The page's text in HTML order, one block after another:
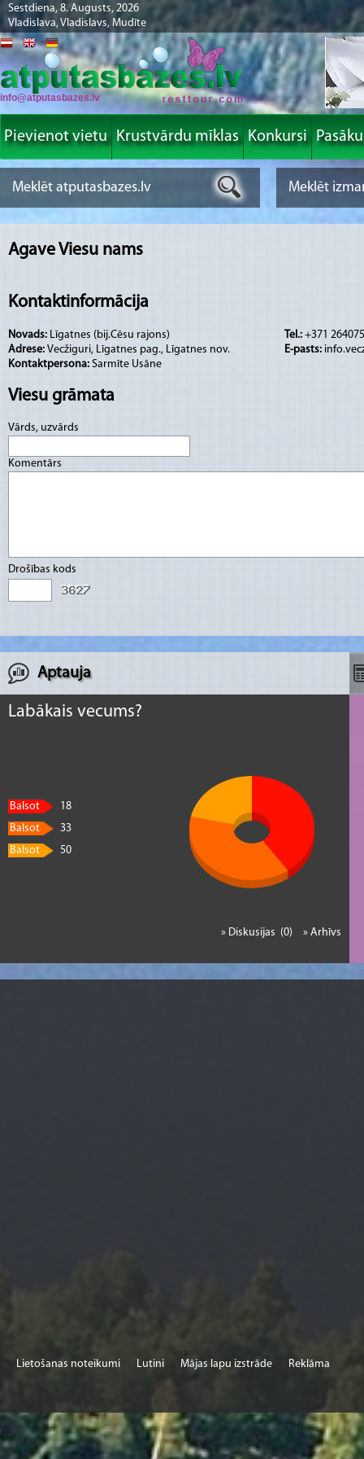
Sestdiena, 8. Augusts, 2026
Vladislava, Vladislavs, Mudīte
info@atputasbazes.lv
Pievienot vietu Krustvārdu mīklas Konkursi
Agave Viesu nams
Kontaktinformācija
Novads: Līgatnes (bij.Cēsu rajons)
Adrese: Vecžiguri, Līgatnes pag., Līgatnes nov.
Kontaktpersona: Sarmīte Usāne
Tel.: +371
E-pasts:
Viesu grāmata
Vārds, uzvārds
Komentārs
Drošības kods
Aptauja
Labākais vecums?
Balsot
18
Balsot
33
Balsot
50
» Arhīvs
» Diskusijas (0)
Lietošanas noteikumi Lutini Mājas lapu izstrāde Reklāma